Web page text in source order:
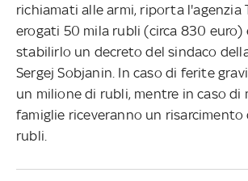
richiamati alle armi, riporta l'agenzia
erogati 50 mila rubli (circa 830 euro)
stabilirlo un decreto del sindaco
Sergej Sobjanin. In caso di ferite
un milione di rubli, mentre in caso di
famiglie riceveranno un
rubli.